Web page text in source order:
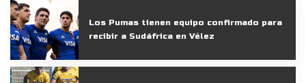
Posted
by
Los Pumas tienen equipo confirmado para
recibir a Sudáfrica en Vélez